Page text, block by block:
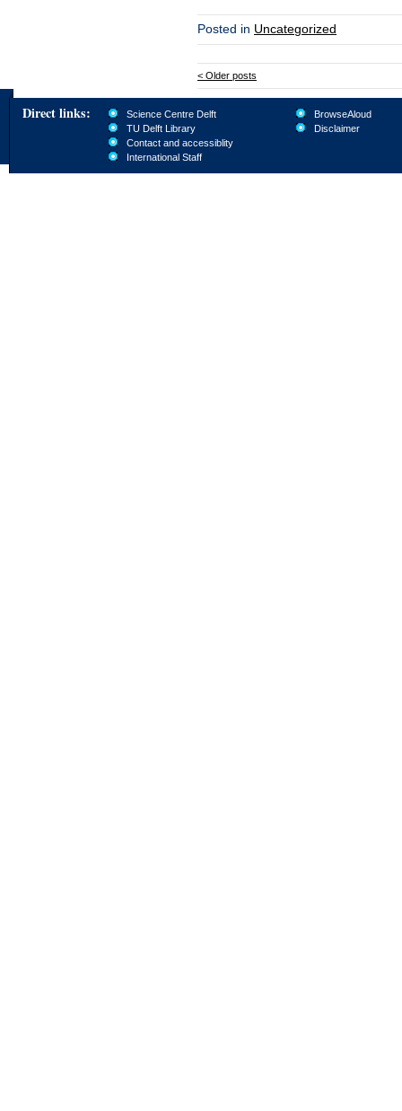
Posted in Uncategorized
< Older posts
Direct links:
Science Centre Delft
TU Delft Library
Contact and accessiblity
International Staff
BrowseAloud
Disclaimer